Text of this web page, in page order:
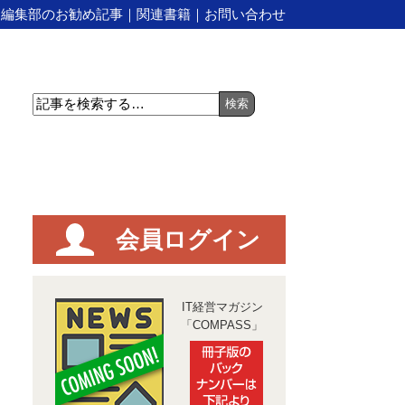
編集部のお勧め記事 ｜ 関連書籍 ｜ お問い合わせ
会員ログイン
IT経営マガジン
「COMPASS」